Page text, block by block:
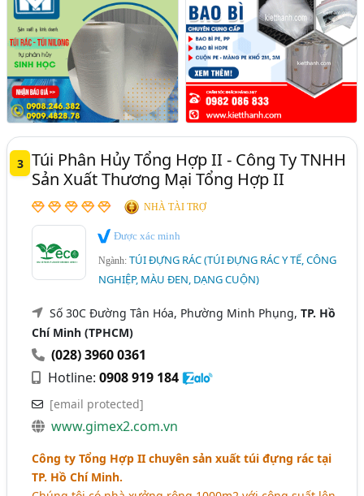
3 Túi Phân Hủy Tổng Hợp II - Công Ty TNHH
Sản Xuất Thương Mại Tổng Hợp II
NHÀ TÀI TRỢ
Được xác minh
Ngành:TÚI ĐỰNG RÁC (TÚI ĐỰNG RÁC Y TẾ, CÔNG
NGHIỆP, MÀU ĐEN, DẠNG CUỘN)
Số 30C Đường Tân Hóa, Phường Minh Phụng,TP. Hồ
Chí Minh (TPHCM)
(028) 3960 0361
Hotline:0908 919 184
[email protected]
www.gimex2.com.vn
Công ty Tổng Hợp II chuyên sản xuất túi đựng rác tại
TP. Hồ Chí Minh.